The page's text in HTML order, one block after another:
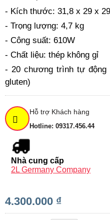
- Kích thước: 31,8 x 29 x
- Trọng lượng: 4,7 kg
- Công suất: 610W
- Chất liệu: thép không gỉ
- 20 chương trình tự
gluten)
Hỗ trợ Khách hàng
Hotline: 09317.456.44
Nhà cung cấp
2L Germany Company
4.300.000 ₫